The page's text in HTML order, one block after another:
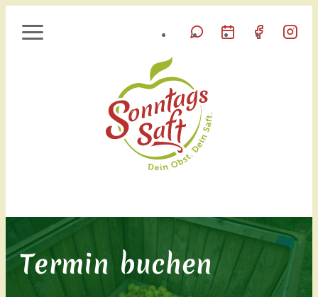
Termin buchen